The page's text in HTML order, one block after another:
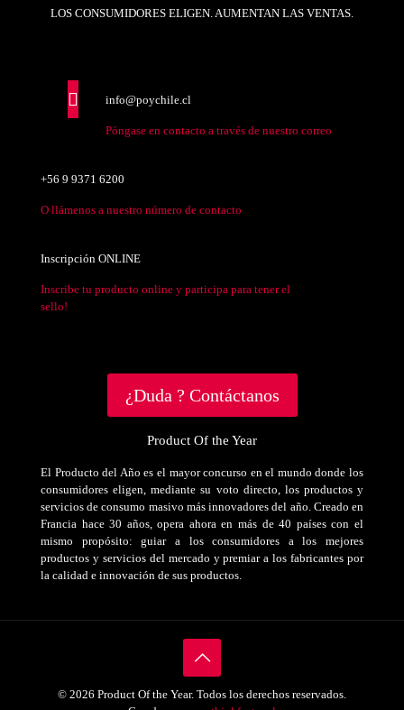
LOS CONSUMIDORES ELIGEN. AUMENTAN LAS VENTAS.
info@poychile.cl
Póngase en contacto a través de nuestro correo
+56 9 9371 6200
O llámenos a nuestro número de contacto
Inscripción ONLINE
Inscribe tu producto online y participa para tener el
sello!
¿Duda ? Contáctanos
Product Of the Year
El Producto del Año es el mayor concurso en el mundo donde los
consumidores eligen, mediante su voto directo, los productos y
servicios de consumo masivo más innovadores del año. Creado en
Francia hace 30 años, opera ahora en más de 40 países con el
mismo propósito: guiar a los consumidores a los mejores
productos y servicios del mercado y premiar a los fabricantes por
la calidad e innovación de sus productos.
© 2026 Product Of the Year. Todos los derechos reservados.